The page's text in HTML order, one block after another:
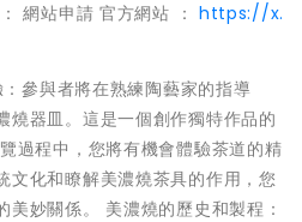
網站申請 官方網站 ： https://x.
參與者將在熟練陶藝家的指導
燒器皿。這是一個創作獨特作品的
過程中，您將有機會體驗茶道的精
文化和瞭解美濃燒茶具的作用，您
妙關係。 美濃燒的歷史和製程：